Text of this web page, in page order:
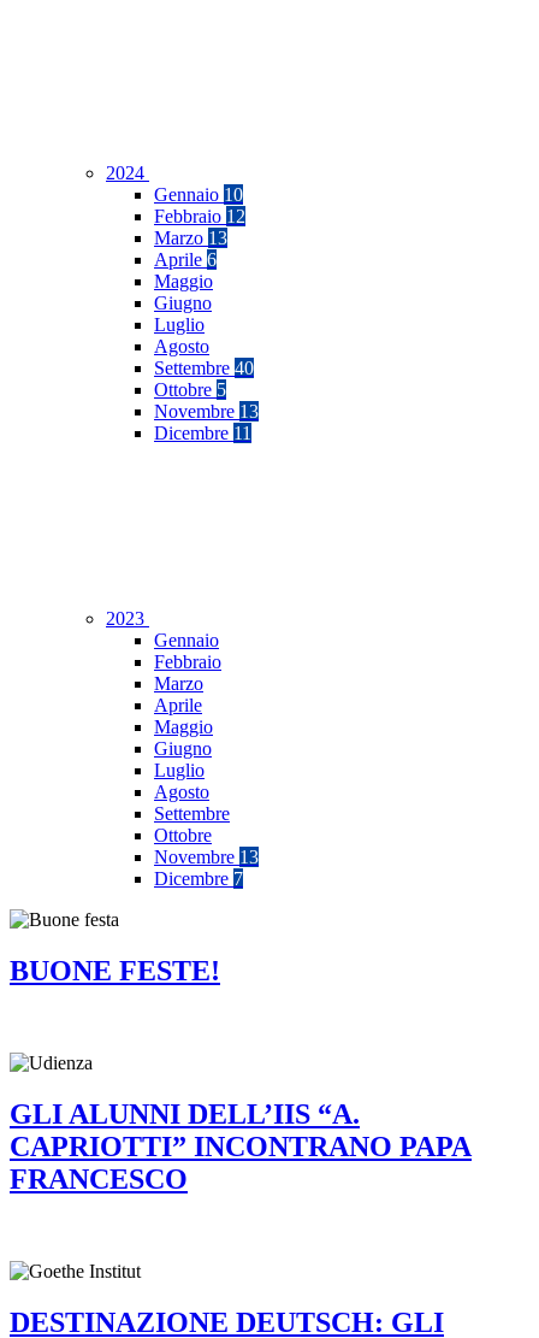
2024
Gennaio 10
Febbraio 12
Marzo 13
Aprile 6
Maggio
Giugno
Luglio
Agosto
Settembre 40
Ottobre 5
Novembre 13
Dicembre 11
2023
Gennaio
Febbraio
Marzo
Aprile
Maggio
Giugno
Luglio
Agosto
Settembre
Ottobre
Novembre 13
Dicembre 7
BUONE FESTE!
GLI ALUNNI DELL’IIS “A.
CAPRIOTTI” INCONTRANO PAPA
FRANCESCO
DESTINAZIONE DEUTSCH: GLI